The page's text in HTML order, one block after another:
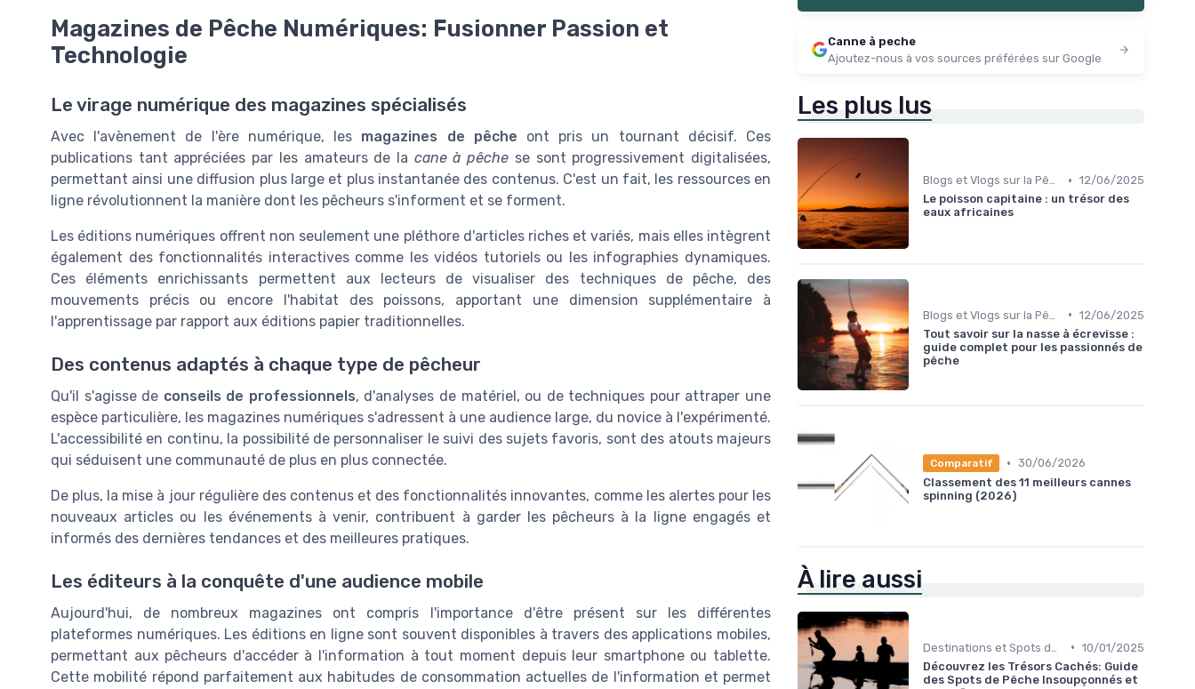
Magazines de Pêche Numériques: Fusionner Passion et
Technologie
Le virage numérique des magazines spécialisés
Avec l'avènement de l'ère numérique, les magazines de pêche ont pris un tournant décisif. Ces
publications tant appréciées par les amateurs de la cane à pêche se sont progressivement digitalisées,
permettant ainsi une diffusion plus large et plus instantanée des contenus. C'est un fait, les ressources en
ligne révolutionnent la manière dont les pêcheurs s'informent et se forment.
Les éditions numériques offrent non seulement une pléthore d'articles riches et variés, mais elles intègrent
également des fonctionnalités interactives comme les vidéos tutoriels ou les infographies dynamiques.
Ces éléments enrichissants permettent aux lecteurs de visualiser des techniques de pêche, des
mouvements précis ou encore l'habitat des poissons, apportant une dimension supplémentaire à
l'apprentissage par rapport aux éditions papier traditionnelles.
Des contenus adaptés à chaque type de pêcheur
Qu'il s'agisse de conseils de professionnels, d'analyses de matériel, ou de techniques pour attraper une
espèce particulière, les magazines numériques s'adressent à une audience large, du novice à l'expérimenté.
L'accessibilité en continu, la possibilité de personnaliser le suivi des sujets favoris, sont des atouts majeurs
qui séduisent une communauté de plus en plus connectée.
De plus, la mise à jour régulière des contenus et des fonctionnalités innovantes, comme les alertes pour les
nouveaux articles ou les événements à venir, contribuent à garder les pêcheurs à la ligne engagés et
informés des dernières tendances et des meilleures pratiques.
Les éditeurs à la conquête d'une audience mobile
Aujourd'hui, de nombreux magazines ont compris l'importance d'être présent sur les différentes
plateformes numériques. Les éditions en ligne sont souvent disponibles à travers des applications mobiles,
permettant aux pêcheurs d'accéder à l'information à tout moment depuis leur smartphone ou tablette.
Cette mobilité répond parfaitement aux habitudes de consommation actuelles de l'information et permet
Canne à peche
Ajoutez-nous à vos sources préférées sur Google
Les plus lus
Blogs et Vlogs sur la Pêche • 12/06/2025
Le poisson capitaine : un trésor des
eaux africaines
• 12/06/2025
Tout savoir sur la nasse à écrevisse :
guide complet pour les passionnés de
pêche
Comparatif • 30/06/2026
Classement des 11 meilleurs cannes
spinning (2026)
À lire aussi
• 10/01/2025
Découvrez les Trésors Cachés: Guide
des Spots de Pêche Insoupçonnés et